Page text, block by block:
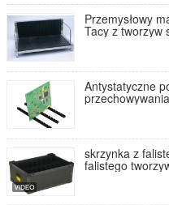
Przemysłowy
Tacy z tworzyw
Antystatyczne
skrzynka z
falistego